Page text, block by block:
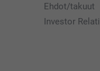
Ehdot/takuut
Investor